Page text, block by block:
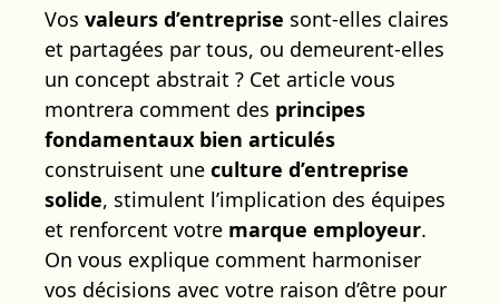
Vos valeurs d’entreprise sont-elles claires
et partagées par tous, ou demeurent-elles
un concept abstrait ? Cet article vous
montrera comment des principes
fondamentaux bien articulés
construisent une culture d’entreprise
solide, stimulent l’implication des équipes
et renforcent votre marque employeur.
On vous explique comment harmoniser
vos décisions avec votre raison d’être pour